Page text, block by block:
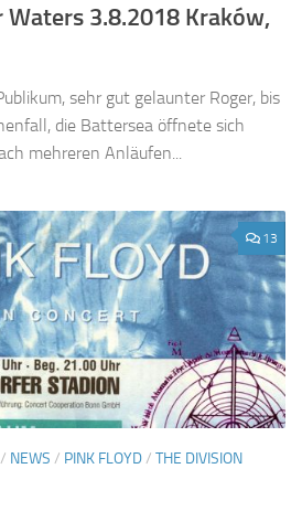
Waters 3.8.2018 Kraków,
sehr gut gelaunter Roger, bis
die Battersea öffnete sich
mehreren Anläufen...
13
/ NEWS / PINK FLOYD/ THE DIVISION